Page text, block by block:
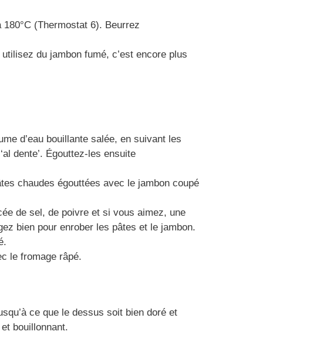
(Thermostat 6). Beurrez
du jambon fumé, c’est encore plus
d’eau bouillante salée, en suivant les
dente’. Égouttez-les ensuite
chaudes égouttées avec le jambon coupé
de sel, de poivre et si vous aimez, une
bien pour enrober les pâtes et le jambon.
le fromage râpé.
ce que le dessus soit bien doré et
bouillonnant.